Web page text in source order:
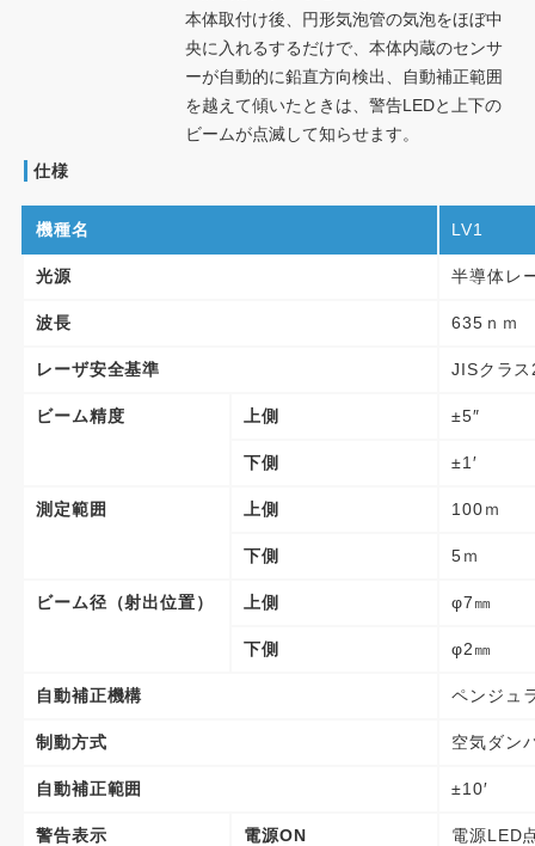
本体取付け後、円形気泡管の気泡をほぼ中
央に入れるするだけで、本体内蔵のセンサ
ーが自動的に鉛直方向検出、自動補正範囲
を越えて傾いたときは、警告LEDと上下の
ビームが点滅して知らせます。
仕様
機種名 LV1
光源 半導体レ
波長 635ｎｍ
レーザ安全基準 JISクラ
ビーム精度 上側 ±5″
下側 ±1′
測定範囲 上側 100ｍ
下側 5ｍ
ビーム径（射出位置） 上側 φ7㎜
下側 φ2㎜
自動補正機構 ペンジュ
制動方式 空気ダン
自動補正範囲 ±10′
警告表示 電源ON 電源LED